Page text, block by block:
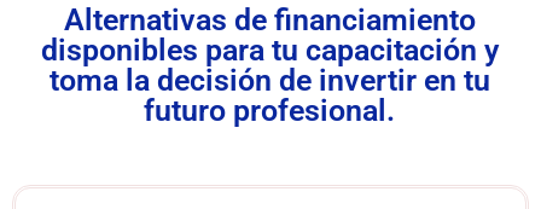
Alternativas de financiamiento
disponibles para tu capacitación y
toma la decisión de invertir en tu
futuro profesional.